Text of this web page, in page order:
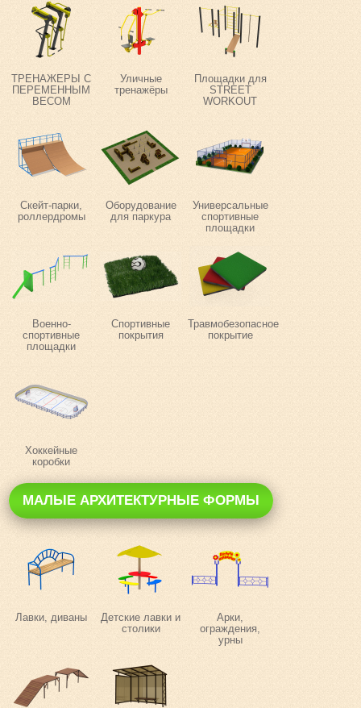
ТРЕНАЖЕРЫ С
ПЕРЕМЕННЫМ
ВЕСОМ
Уличные
тренажёры
Площадки для
STREET
WORKOUT
Скейт-парки,
роллердромы
Оборудование
для паркура
Универсальные
спортивные
площадки
Военно-
спортивные
площадки
Спортивные
покрытия
Травмобезопасное
покрытие
Хоккейные
коробки
МАЛЫЕ АРХИТЕКТУРНЫЕ ФОРМЫ
Лавки, диваны
Детские лавки и
столики
Арки,
ограждения,
урны